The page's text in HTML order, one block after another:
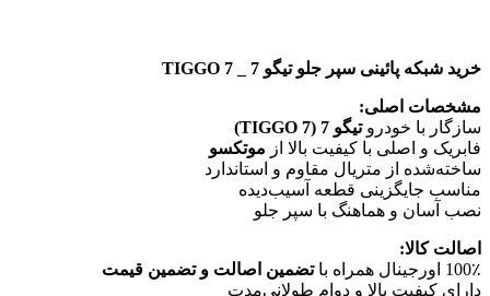
خرید شبکه پائینی سپر جلو تیگو 7 _ TIGGO 7
مشخصات اصلی:
سازگار با خودروتیگو 7 (TIGGO 7)
فابریک و اصلی با کیفیت بالا از موتکسو
ساخته‌شده از متریال مقاوم و استاندارد
مناسب جایگزینی قطعه آسیب‌دیده
نصب آسان و هماهنگ با سپر جلو
اصالت کالا:
100٪ اورجینال همراه با
تضمین اصالت و تضمین قیمت
دارای کیفیت بالا و دوام طولانی‌مدت